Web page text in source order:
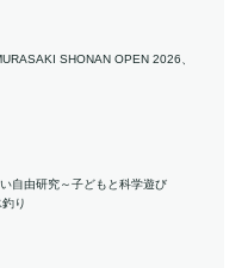
SHONAN OPEN 2026、
自由研究～子どもと科学遊び
り